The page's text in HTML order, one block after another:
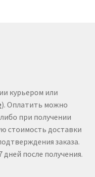
курьером или
). Оплатить можно
при получении
стоимость доставки
заказа.
после получения.